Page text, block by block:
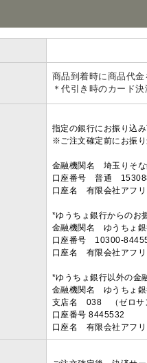
商品到着時に商品代
＊代引き時のカード
指定の銀行にお振り込
※ご注文確定前にお振
金融機関名 埼玉りそ
口座番号 普通
口座名 有限会社アフ
*ゆうちょ銀行からのお
金融機関名 ゆうちょ
口座番号 10300-
口座名 有限会社アフ
*ゆうちょ銀行以外の金
金融機関名 ゆうちょ
支店名 038 （ゼロサ
口座番号 8445532
口座名 有限会社アフ